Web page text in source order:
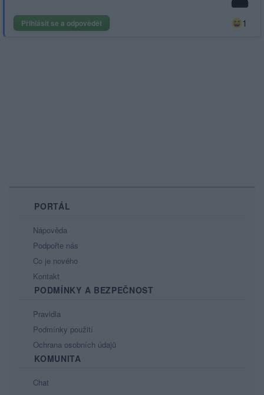
Přihlásit se a odpovědět 1
PORTÁL
Nápověda
Podpořte nás
Co je nového
Kontakt
PODMÍNKY A BEZPEČNOST
Pravidla
Podmínky použití
Ochrana osobních údajů
KOMUNITA
Chat